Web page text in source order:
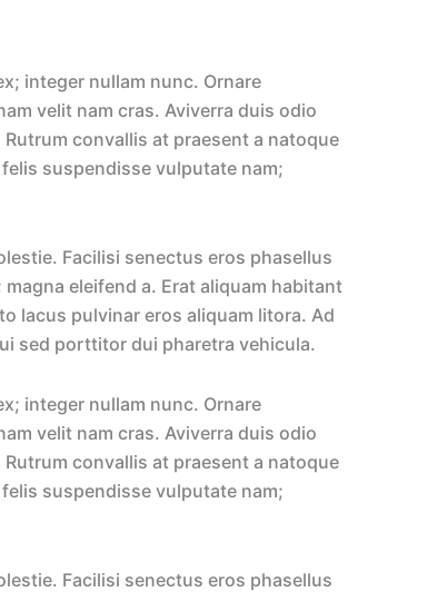
integer nullam nunc. Ornare
velit nam cras. Aviverra duis odio
convallis at praesent a natoque
suspendisse vulputate nam;
Facilisi senectus eros phasellus
eleifend a. Erat aliquam habitant
lacus pulvinar eros aliquam litora. Ad
sed porttitor dui pharetra vehicula.
integer nullam nunc. Ornare
velit nam cras. Aviverra duis odio
convallis at praesent a natoque
suspendisse vulputate nam;
Facilisi senectus eros phasellus